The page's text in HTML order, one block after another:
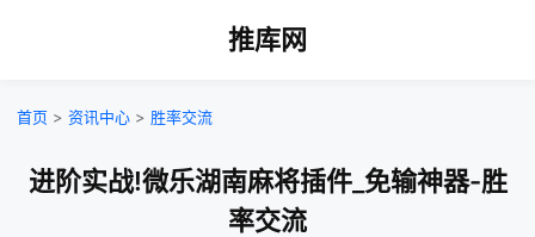
推库网
首页 > 资讯中心 > 胜率交流
进阶实战!微乐湖南麻将插件_免输神器-胜
率交流